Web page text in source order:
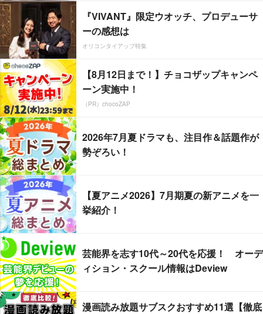
『VIVANT』限定ウオッチ、プロデューサ
ーの感想は
オリコンタイアップ特集
【8月12日まで！】チョコザップキャンペ
ーン実施中！
（PR）chocoZAP
2026年7月夏ドラマも、注目作＆話題作が
勢ぞろい！
【夏アニメ2026】7月期夏の新アニメを一
挙紹介！
芸能界を志す10代～20代を応援！ オーデ
ィション・スクール情報はDeview
漫画読み放題サブスクおすすめ11選【徹底